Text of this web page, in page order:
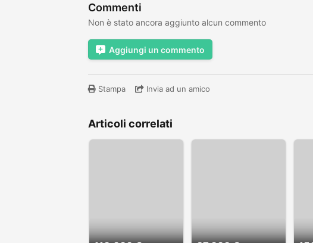
Commenti
Non è stato ancora aggiunto alcun commento
Aggiungi un commento
Stampa Invia ad un amico
Articoli correlati